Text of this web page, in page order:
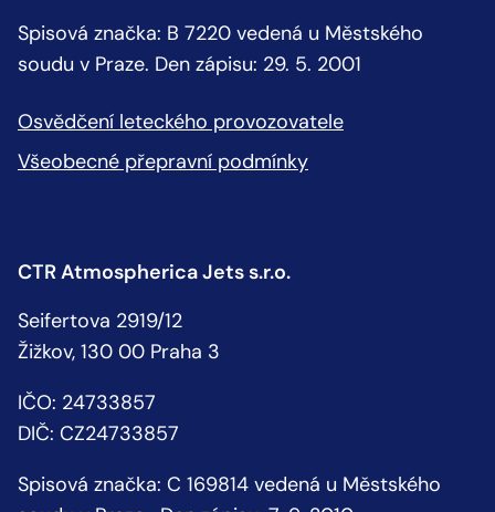
Spisová značka: B 7220 vedená u Městského
soudu v Praze. Den zápisu: 29. 5. 2001
Osvědčení leteckého provozovatele
Všeobecné přepravní podmínky
CTR Atmospherica Jets s.r.o.
Seifertova 2919/12
Žižkov, 130 00 Praha 3
IČO: 24733857
DIČ: CZ24733857
Spisová značka: C 169814 vedená u Městského